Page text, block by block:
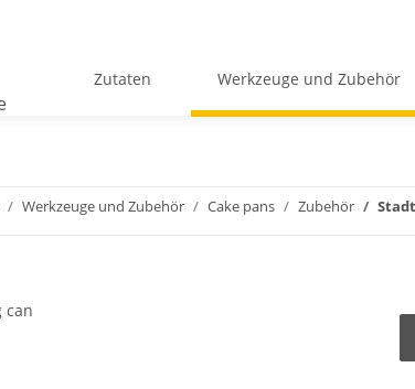
Zutaten Werkzeuge und Zubehör
Werkzeuge und Zubehör Cake pans Zubehör